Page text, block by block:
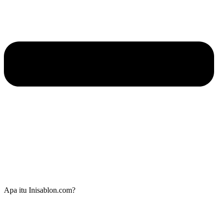
Apa itu Inisablon.com?